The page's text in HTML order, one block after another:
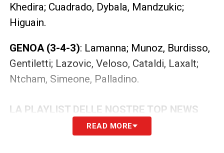
Khedira; Cuadrado, Dybala, Mandzukic;
Higuain.
GENOA (3-4-3): Lamanna; Munoz, Burdisso,
Gentiletti; Lazovic, Veloso, Cataldi, Laxalt;
Ntcham, Simeone, Palladino.
LA PLAYLIST DELLE NOSTRE TOP NEWS
READ MORE